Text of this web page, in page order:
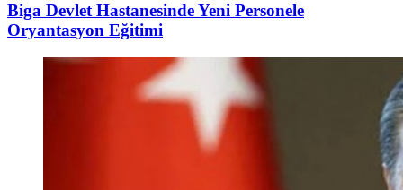
Biga Devlet Hastanesinde Yeni Personele
Oryantasyon Eğitimi